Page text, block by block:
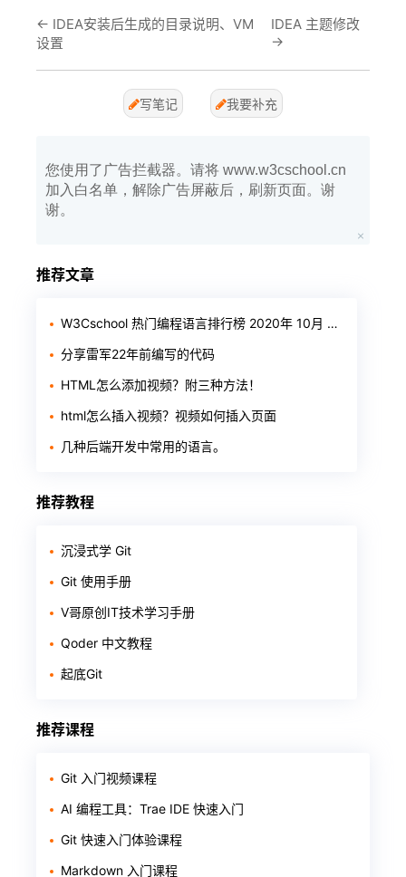
← IDEA安装后生成的目录说明、VM
设置
IDEA 主题修改
→
写笔记 我要补充
您使用了广告拦截器。请将 www.w3cschool.cn
加入白名单，解除广告屏蔽后，刷新页面。谢
谢。
推荐文章
W3Cschool 热门编程语言排行榜 2020年 10月 TOP10
分享雷军22年前编写的代码
HTML怎么添加视频？附三种方法！
html怎么插入视频？视频如何插入页面
几种后端开发中常用的语言。
推荐教程
沉浸式学 Git
Git 使用手册
V哥原创IT技术学习手册
Qoder 中文教程
起底Git
推荐课程
Git 入门视频课程
AI 编程工具：Trae IDE 快速入门
Git 快速入门体验课程
Markdown 入门课程